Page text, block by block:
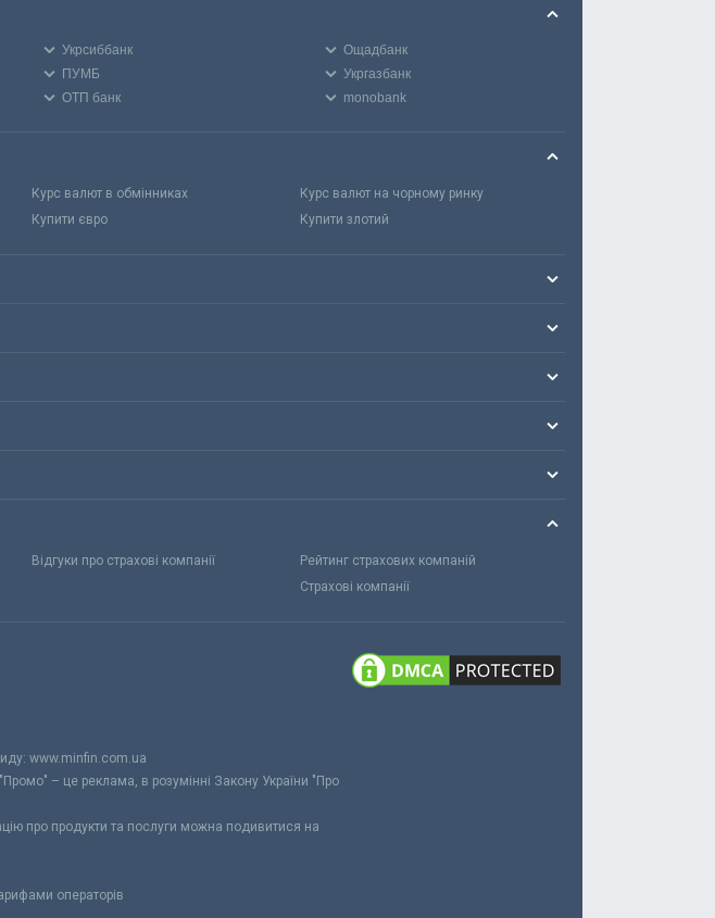
Укрсиббанк
Ощадбанк
ПУМБ
Укргазбанк
ОТП банк monobank
Курс валют в обмінниках
Курс валют на чорному ринку
Купити євро Купити злотий
Відгуки про страхові компанії
Рейтинг страхових компаній
Страхові компанії
www.minfin.com.ua
– це реклама, в розумінні Закону України "Про
про продукти та послуги можна подивитися на
операторів